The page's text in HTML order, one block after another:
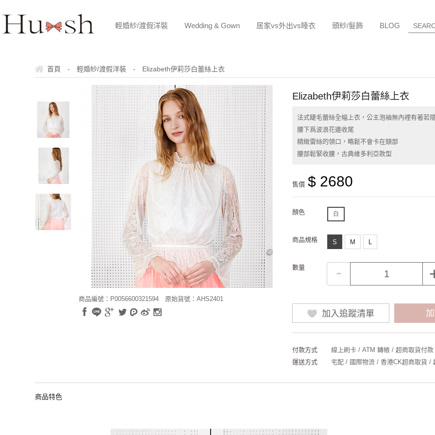
輕婚紗/渡假洋裝
Wedding & Gown 居家vs外出vs睡衣 頭紗/髮飾 BLOG
首頁 - 輕婚紗/渡假洋裝 - Elizabeth伊莉莎白蕾絲上衣
商品編號：P0056600321594 原始貨號：AHS2401
Elizabeth伊莉莎白蕾絲上衣
法式睫毛蕾絲全幅上衣，公主泡袖無內裡有著若
腰下爲波浪花邊收尾
精緻雷絲的領口，略鬆不會卡在頸部
腰部鬆緊收腰，古典維多利亞款型
售價 $ 2680
顏色 白
商品規格 S M L
數量 -
加入追蹤清單
付款方式
線上刷卡 / ATM 轉帳 / 超商取貨付款
運送方式
宅配 / 國際物流 / 香港CK超商取貨 /
商品特色